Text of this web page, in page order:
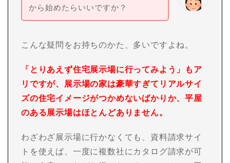
から始めたらいいですか？
こんな疑問をお持ちのかた、多いですよね。
「とりあえず住宅展示場に行ってみよう」もア
リですが、展示場の家は豪華すぎてリアルサイ
ズの住宅イメージがつかめないばかりか、平屋
のある展示場はほとんどありません。
わざわざ展示場に行かなくても、資料請求サイ
トを使えば、一度に複数社にカタログ請求が可